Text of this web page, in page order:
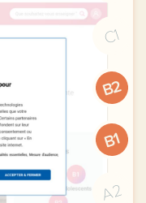
C1
B2
B1
A2